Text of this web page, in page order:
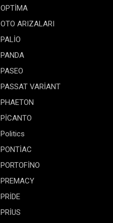
OPTİMA
OTO ARIZALARI
PALİO
PANDA
PASEO
PASSAT VARİANT
PHAETON
PİCANTO
Politics
PONTİAC
PORTOFİNO
PREMACY
PRİDE
PRİUS